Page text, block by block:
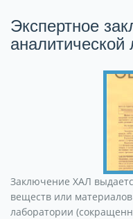
Экспертное
Заключение ХАЛ
веществ или
лаборатории